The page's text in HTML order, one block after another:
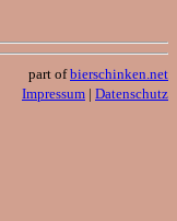
part ofbierschinken.net
Impressum | Datenschutz